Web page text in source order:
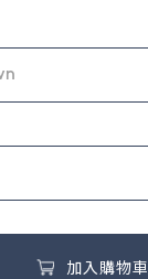
加入購物車